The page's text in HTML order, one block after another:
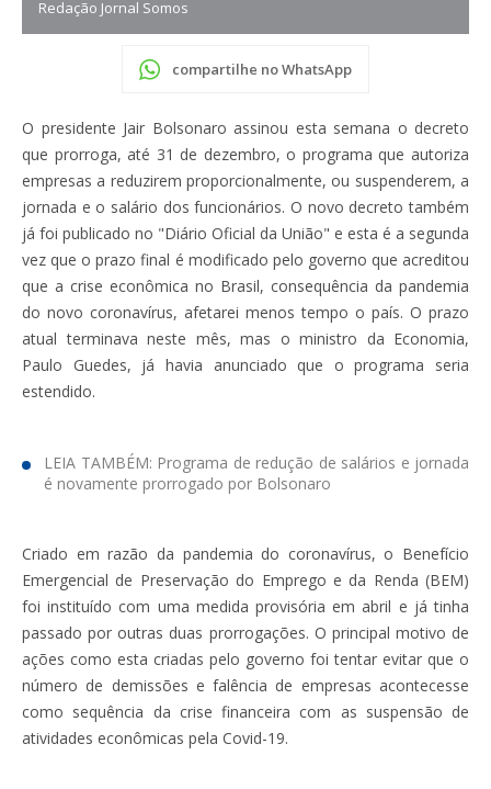
Redação Jornal Somos
compartilhe no WhatsApp
O presidente Jair Bolsonaro assinou esta semana o decreto
que prorroga, até 31 de dezembro, o programa que autoriza
empresas a reduzirem proporcionalmente, ou suspenderem, a
jornada e o salário dos funcionários. O novo decreto também
já foi publicado no "Diário Oficial da União" e esta é a segunda
vez que o prazo final é modificado pelo governo que acreditou
que a crise econômica no Brasil, consequência da pandemia
do novo coronavírus, afetarei menos tempo o país. O prazo
atual terminava neste mês, mas o ministro da Economia,
Paulo Guedes, já havia anunciado que o programa seria
estendido.
LEIA TAMBÉM: Programa de redução de salários e jornada
é novamente prorrogado por Bolsonaro
Criado em razão da pandemia do coronavírus, o Benefício
Emergencial de Preservação do Emprego e da Renda (BEM)
foi instituído com uma medida provisória em abril e já tinha
passado por outras duas prorrogações. O principal motivo de
ações como esta criadas pelo governo foi tentar evitar que o
número de demissões e falência de empresas acontecesse
como sequência da crise financeira com as suspensão de
atividades econômicas pela Covid-19.